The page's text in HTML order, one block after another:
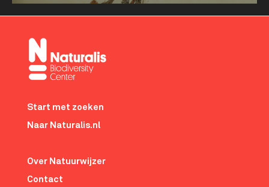
menu
Start met zoeken
Naar Naturalis.nl
Over Natuurwijzer
Contact